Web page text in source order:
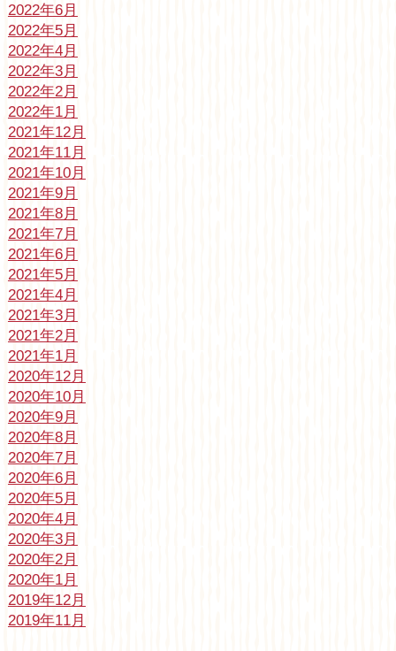
2022年6月
2022年5月
2022年4月
2022年3月
2022年2月
2022年1月
2021年12月
2021年11月
2021年10月
2021年9月
2021年8月
2021年7月
2021年6月
2021年5月
2021年4月
2021年3月
2021年2月
2021年1月
2020年12月
2020年10月
2020年9月
2020年8月
2020年7月
2020年6月
2020年5月
2020年4月
2020年3月
2020年2月
2020年1月
2019年12月
2019年11月